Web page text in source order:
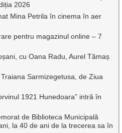
2026
Mina Petrila în cinema în aer
pentru magazinul online – 7
cu Oana Radu, Aurel Tămaș
Sarmizegetusa, de Ziua
1921 Hunedoara” intră în
de Biblioteca Municipală
la 40 de ani de la trecerea sa în